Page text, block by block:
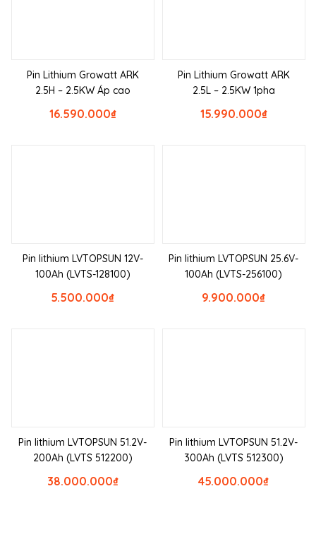
Pin Lithium Growatt ARK
2.5H – 2.5KW Áp cao
₫
16.590.000
Pin Lithium Growatt ARK
2.5L – 2.5KW 1pha
₫
15.990.000
Pin lithium LVTOPSUN 12V-
100Ah (LVTS-128100)
₫
5.500.000
Pin lithium LVTOPSUN 25.6V-
100Ah (LVTS-256100)
₫
9.900.000
Pin lithium LVTOPSUN 51.2V-
200Ah (LVTS 512200)
₫
38.000.000
Pin lithium LVTOPSUN 51.2V-
300Ah (LVTS 512300)
₫
45.000.000